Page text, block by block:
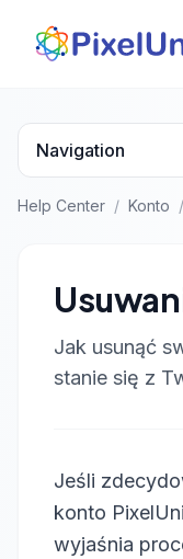
Navigation
Help Center / Konto /
Jak usunąć
stanie się z
Jeśli
konto
wyjaśnia